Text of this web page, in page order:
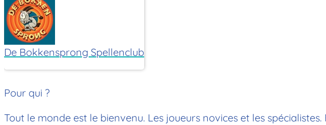
De Bokkensprong Spellenclub
Pour qui ?
Tout le monde est le bienvenu. Les joueurs novices et les